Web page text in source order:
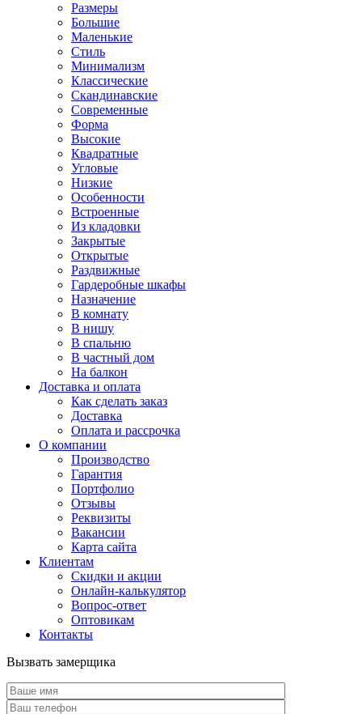
Размеры
Большие
Маленькие
Стиль
Минимализм
Классические
Скандинавские
Современные
Форма
Высокие
Квадратные
Угловые
Низкие
Особенности
Встроенные
Из кладовки
Закрытые
Открытые
Раздвижные
Гардеробные шкафы
Назначение
В комнату
В нишу
В спальню
В частный дом
На балкон
Доставка и оплата
Как сделать заказ
Доставка
Оплата и рассрочка
О компании
Производство
Гарантия
Портфолио
Отзывы
Реквизиты
Вакансии
Карта сайта
Клиентам
Скидки и акции
Онлайн-калькулятор
Вопрос-ответ
Оптовикам
Контакты
Вызвать замерщика